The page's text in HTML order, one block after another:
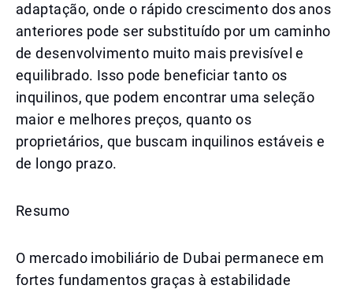
adaptação, onde o rápido crescimento dos anos
anteriores pode ser substituído por um caminho
de desenvolvimento muito mais previsível e
equilibrado. Isso pode beneficiar tanto os
inquilinos, que podem encontrar uma seleção
maior e melhores preços, quanto os
proprietários, que buscam inquilinos estáveis e
de longo prazo.
Resumo
O mercado imobiliário de Dubai permanece em
fortes fundamentos graças à estabilidade